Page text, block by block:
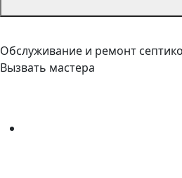
Обслуживание и ремонт
Вызвать мастера